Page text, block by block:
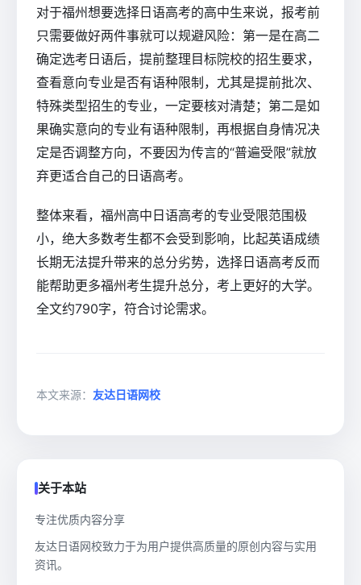
对于福州想要选择日语高考的高中生来说，报考前
只需要做好两件事就可以规避风险：第一是在高二
确定选考日语后，提前整理目标院校的招生要求，
查看意向专业是否有语种限制，尤其是提前批次、
特殊类型招生的专业，一定要核对清楚；第二是如
果确实意向的专业有语种限制，再根据自身情况决
定是否调整方向，不要因为传言的“普遍受限”就放
弃更适合自己的日语高考。
整体来看，福州高中日语高考的专业受限范围极
小，绝大多数考生都不会受到影响，比起英语成绩
长期无法提升带来的总分劣势，选择日语高考反而
能帮助更多福州考生提升总分，考上更好的大学。
全文约790字，符合讨论需求。
本文来源： 友达日语网校
关于本站
专注优质内容分享
友达日语网校致力于为用户提供高质量的原创内容与实用
资讯。